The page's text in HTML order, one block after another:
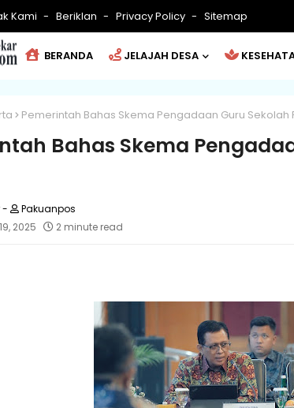
Kami Beriklan Privacy Policy Sitemap
BERANDA JELAJAH DESA
Pemerintah Bahas Skema Pengadaan Guru Sekolah
Bahas Skema
Pakuanpos
2025
2 minute read